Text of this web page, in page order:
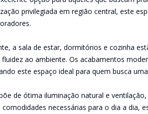
privilegiada em região central, este
a sala de estar, dormitórios e cozinha
ao ambiente. Os acabamentos
este espaço ideal para quem busca
de ótima iluminação natural e
necessárias para o dia a dia,